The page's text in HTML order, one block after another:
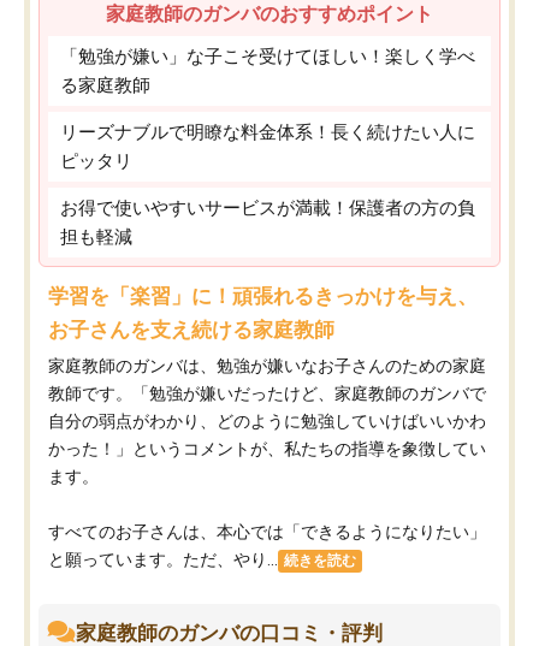
家庭教師のガンバのおすすめポイント
「勉強が嫌い」な子こそ受けてほしい！楽しく学べ
る家庭教師
リーズナブルで明瞭な料金体系！長く続けたい人に
ピッタリ
お得で使いやすいサービスが満載！保護者の方の負
担も軽減
学習を「楽習」に！頑張れるきっかけを与え、
お子さんを支え続ける家庭教師
家庭教師のガンバは、勉強が嫌いなお子さんのための家庭
教師です。「勉強が嫌いだったけど、家庭教師のガンバで
自分の弱点がわかり、どのように勉強していけばいいかわ
かった！」というコメントが、私たちの指導を象徴してい
ます。
すべてのお子さんは、本心では「できるようになりたい」
と願っています。ただ、やり...
続きを読む
家庭教師のガンバの口コミ・評判